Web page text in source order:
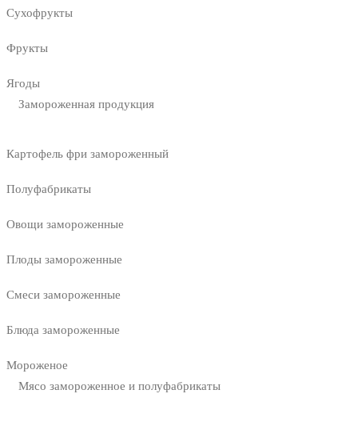
Сухофрукты
Фрукты
Ягоды
Замороженная продукция
Картофель фри замороженный
Полуфабрикаты
Овощи замороженные
Плоды замороженные
Смеси замороженные
Блюда замороженные
Мороженое
Мясо замороженное и полуфабрикаты